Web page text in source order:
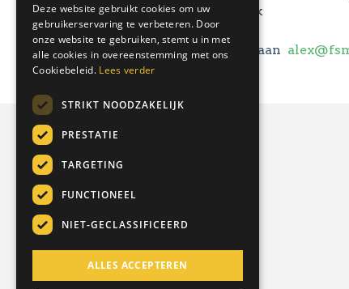
* Ready to Drink
Stuur een mail aan
GERMAN
ITALIAN
Deze website gebruikt cookies om uw
gebruikerservaring te verbeteren. Door
onze website te gebruiken, stemt u in met
alle cookies in overeenstemming met ons
Cookiebeleid. Lees verder
STRIKT NOODZAKELIJK
PRESTATIE
TARGETING
FUNCTIONEEL
NIET-GECLASSIFICEERD
ALLES ACCEPTEREN